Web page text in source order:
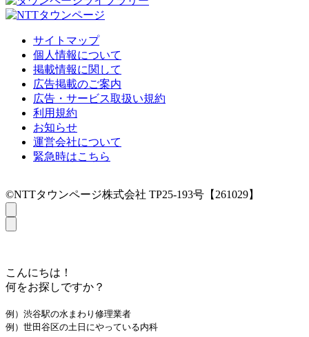
サイトマップ
個人情報について
掲載情報に関して
広告掲載のご案内
広告・サービス取扱い規約
利用規約
お知らせ
運営会社について
緊急時はこちら
©NTTタウンページ株式会社 TP25-193号【261029】
こんにちは！
何をお探しですか？
例）渋谷駅の水まわり修理業者
例）世田谷区の土日にやっている内科